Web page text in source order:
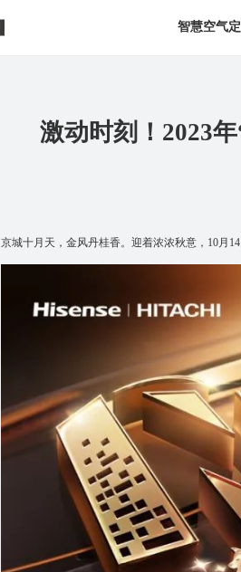
智慧空气
激动时刻！2023
京城十月天，金风丹桂香。迎着浓浓秋意，10月